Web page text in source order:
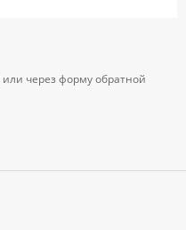
или через форму обратной